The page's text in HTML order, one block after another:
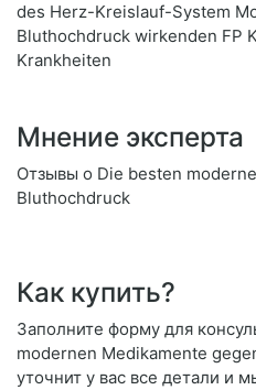
des Herz-Kreislauf-System
Bluthochdruck wirkenden FP
Krankheiten
Мнение эксперта
Отзывы о Die besten
Bluthochdruck
Как купить?
Заполните форму для
modernen Medikamente
уточнит у вас все детали и